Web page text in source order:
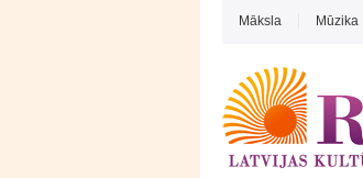
Māksla Mūzika